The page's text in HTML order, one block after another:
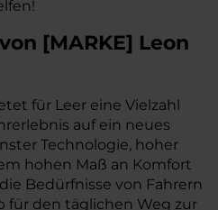
von [MARKE] Leon
für Leer eine Vielzahl
auf ein neues
Technologie, hoher
hohen Maß an Komfort
Bedürfnisse von Fahrern
für den täglichen Weg zur